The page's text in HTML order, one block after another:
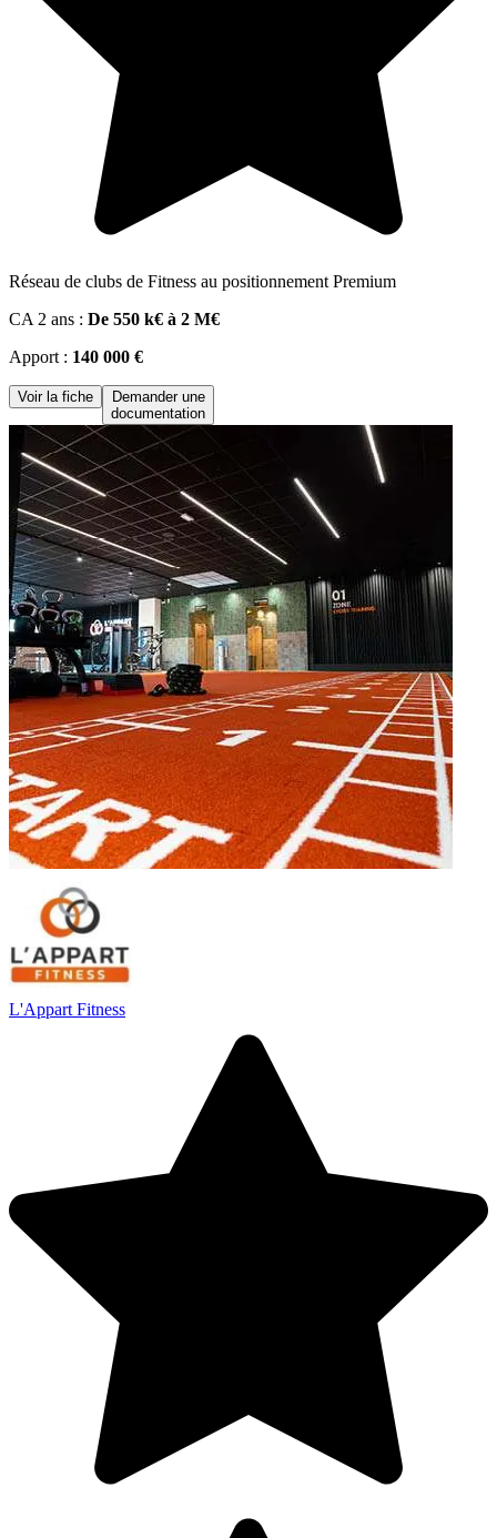
Réseau de clubs de Fitness au positionnement Premium
CA 2 ans : De 550 k€ à 2 M€
Apport : 140 000 €
Voir la fiche
Demander une
documentation
L'Appart Fitness